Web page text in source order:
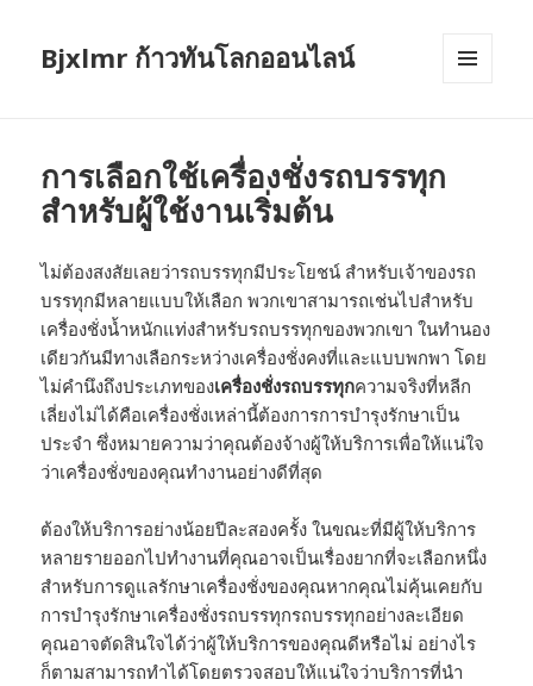
Bjxlmr ก้าวทันโลกออนไลน์
การเลือกใช้เครื่องชั่งรถบรรทุก
สำหรับผู้ใช้งานเริ่มต้น
ไม่ต้องสงสัยเลยว่ารถบรรทุกมีประโยชน์ สำหรับเจ้าของรถ
บรรทุกมีหลายแบบให้เลือก พวกเขาสามารถเช่นไปสำหรับ
เครื่องชั่งน้ำหนักแท่งสำหรับรถบรรทุกของพวกเขา ในทำนอง
เดียวกันมีทางเลือกระหว่างเครื่องชั่งคงที่และแบบพกพา โดย
ไม่คำนึงถึงประเภทของเครื่องชั่งรถบรรทุกความจริงที่หลีก
เลี่ยงไม่ได้คือเครื่องชั่งเหล่านี้ต้องการการบำรุงรักษาเป็น
ประจำ ซึ่งหมายความว่าคุณต้องจ้างผู้ให้บริการเพื่อให้แน่ใจ
ว่าเครื่องชั่งของคุณทำงานอย่างดีที่สุด
ต้องให้บริการอย่างน้อยปีละสองครั้ง ในขณะที่มีผู้ให้บริการ
หลายรายออกไปทำงานที่คุณอาจเป็นเรื่องยากที่จะเลือกหนึ่ง
สำหรับการดูแลรักษาเครื่องชั่งของคุณหากคุณไม่คุ้นเคยกับ
การบำรุงรักษาเครื่องชั่งรถบรรทุกรถบรรทุกอย่างละเอียด
คุณอาจตัดสินใจได้ว่าผู้ให้บริการของคุณดีหรือไม่ อย่างไร
ก็ตามสามารถทำได้โดยตรวจสอบให้แน่ใจว่าบริการที่นำ